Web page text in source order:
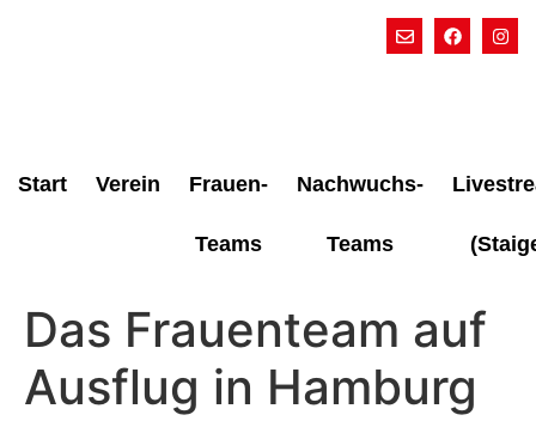
Start Verein Frauen-
Teams
Nachwuchs-
Teams
Das Frauenteam auf
Ausflug in Hamburg